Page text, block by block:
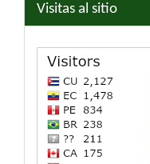
Visitas al sitio